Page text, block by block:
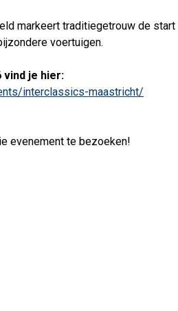
markeert traditiegetrouw de start
voertuigen.
je hier:
interclassics-maastricht/
evenement te bezoeken!